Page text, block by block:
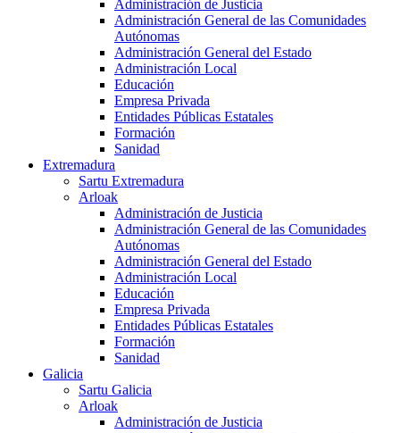
Administración de Justicia
Administración General de las Comunidades
Autónomas
Administración General del Estado
Administración Local
Educación
Empresa Privada
Entidades Públicas Estatales
Formación
Sanidad
Extremadura
Sartu Extremadura
Arloak
Administración de Justicia
Administración General de las Comunidades
Autónomas
Administración General del Estado
Administración Local
Educación
Empresa Privada
Entidades Públicas Estatales
Formación
Sanidad
Galicia
Sartu Galicia
Arloak
Administración de Justicia